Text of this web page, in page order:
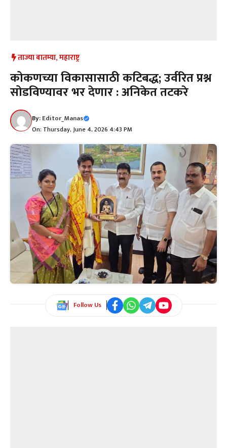
ताज्या बातम्या,महाराष्ट्र
कोकणच्या विकासासाठी कटिबद्ध; उर्वरित प्रश्न
सोडविण्यावर भर देणार : अनिकेत तटकरे
By:Editor_Manas
On: Thursday, June 4, 2026 4:43 PM
Follow Us